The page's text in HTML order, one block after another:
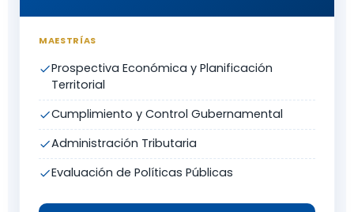
MAESTRÍAS
Prospectiva Económica y Planificación
Territorial
Cumplimiento y Control Gubernamental
Administración Tributaria
Evaluación de Políticas Públicas